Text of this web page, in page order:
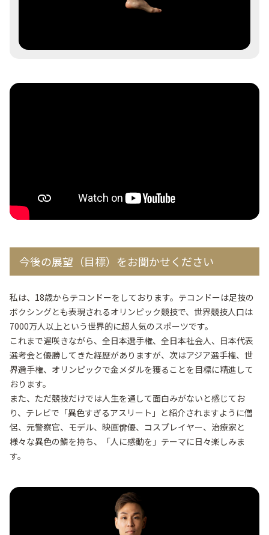
今後の展望（目標）をお聞かせください
私は、18歳からテコンドーをしております。テコンドーは足技の
ボクシングとも表現されるオリンピック競技で、世界競技人口は
7000万人以上という世界的に超人気のスポーツです。
これまで遅咲きながら、全日本選手権、全日本社会人、日本代表
選考会と優勝してきた経歴がありますが、次はアジア選手権、世
界選手権、オリンピックで金メダルを獲ることを目標に精進して
おります。
また、ただ競技だけでは人生を通して面白みがないと感じてお
り、テレビで「異色すぎるアスリート」と紹介されますように僧
侶、元警察官、モデル、映画俳優、コスプレイヤー、治療家と
様々な異色の鱗を持ち、「人に感動を」テーマに日々楽しみま
す。